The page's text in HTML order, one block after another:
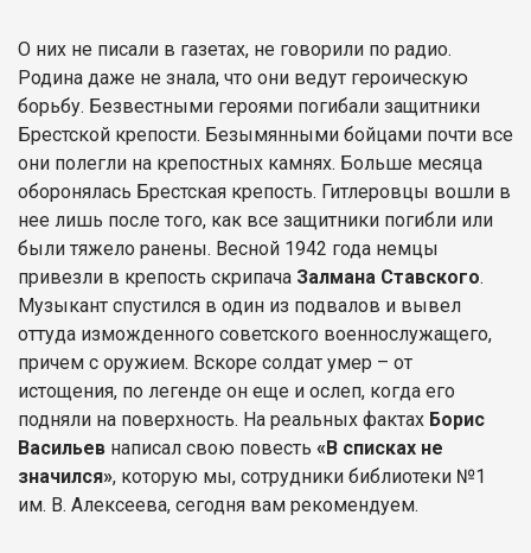
О них не писали в газетах, не говорили по радио.
Родина даже не знала, что они ведут героическую
борьбу. Безвестными героями погибали защитники
Брестской крепости. Безымянными бойцами почти все
они полегли на крепостных камнях. Больше месяца
оборонялась Брестская крепость. Гитлеровцы вошли в
нее лишь после того, как все защитники погибли или
были тяжело ранены. Весной 1942 года немцы
привезли в крепость скрипача Залмана Ставского.
Музыкант спустился в один из подвалов и вывел
оттуда изможденного советского военнослужащего,
причем с оружием. Вскоре солдат умер – от
истощения, по легенде он еще и ослеп, когда его
подняли на поверхность. На реальных фактах Борис
Васильев написал свою повесть «В списках не
значился», которую мы, сотрудники библиотеки №1
им. В. Алексеева, сегодня вам рекомендуем.